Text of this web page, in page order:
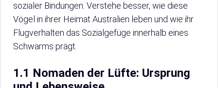
sozialer Bindungen. Verstehe besser, wie diese
Vögel in ihrer Heimat Australien leben und wie ihr
Flugverhalten das Sozialgefüge innerhalb eines
Schwarms prägt.
1.1 Nomaden der Lüfte: Ursprung